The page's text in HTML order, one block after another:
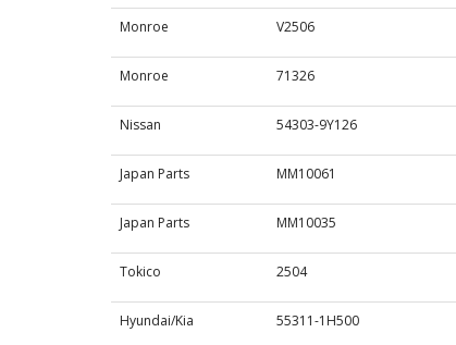
Monroe V2506
Monroe 71326
Nissan 54303-9Y126
Japan Parts MM10061
Japan Parts MM10035
Tokico 2504
Hyundai/Kia 55311-1H500